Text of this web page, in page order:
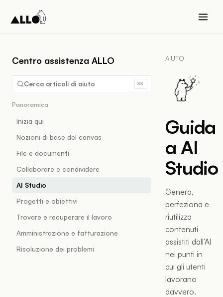
Centro assistenza ALLO
Cerca articoli di aiuto ⌘K
Panoramica
Inizia qui
Nozioni di base del canvas
File e documenti
Collaborare e condividere
AI Studio
Progetti e obiettivi
Trovare e recuperare il lavoro
Amministrazione e fatturazione
Risoluzione dei problemi
AIUTO
Guida
a AI
Studio
Genera,
perfeziona e
riutilizza
contenuti
assistiti dall’AI
nei punti in
cui gli utenti
lavorano
davvero.